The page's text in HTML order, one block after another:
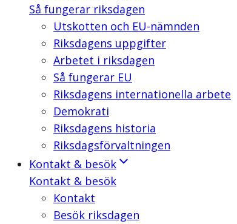
Så fungerar riksdagen
Utskotten och EU-nämnden
Riksdagens uppgifter
Arbetet i riksdagen
Så fungerar EU
Riksdagens internationella arbete
Demokrati
Riksdagens historia
Riksdagsförvaltningen
Kontakt & besök
Kontakt & besök
Kontakt
Besök riksdagen